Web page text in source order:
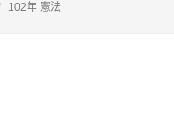
102年 憲法